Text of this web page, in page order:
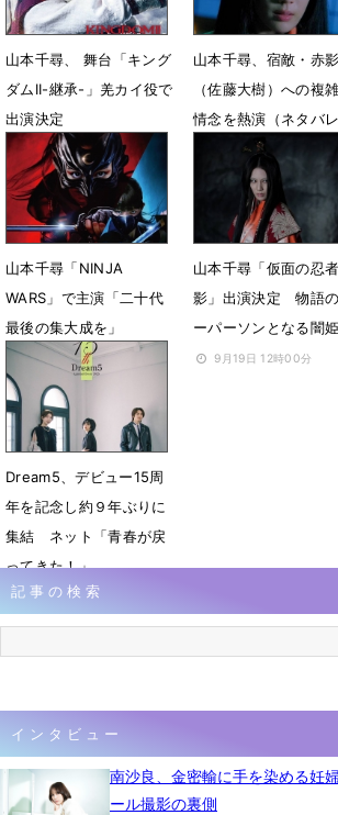
山本千尋、 舞台「キング
ダムII-継承-」羌カイ役で
出演決定
4月21日 08時32分
山本千尋、宿敵・赤影
（佐藤大樹）への複
情念を熱演（ネタバ
3月9日 08時00分
山本千尋「NINJA
WARS」で主演「二十代
最後の集大成を」
12月5日 17時29分
山本千尋「仮面の忍
影」出演決定 物語
ーパーソンとなる闇
9月19日 12時00分
Dream5、デビュー15周
年を記念し約９年ぶりに
集結 ネット「青春が戻
ってきた！」
7月22日 11時11分
記事の検索
インタビュー
南沙良、金密輸に手を染める妊
ール撮影の裏側